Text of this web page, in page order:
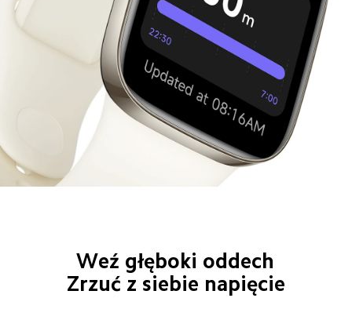
Weź głęboki oddech
Zrzuć z siebie napięcie